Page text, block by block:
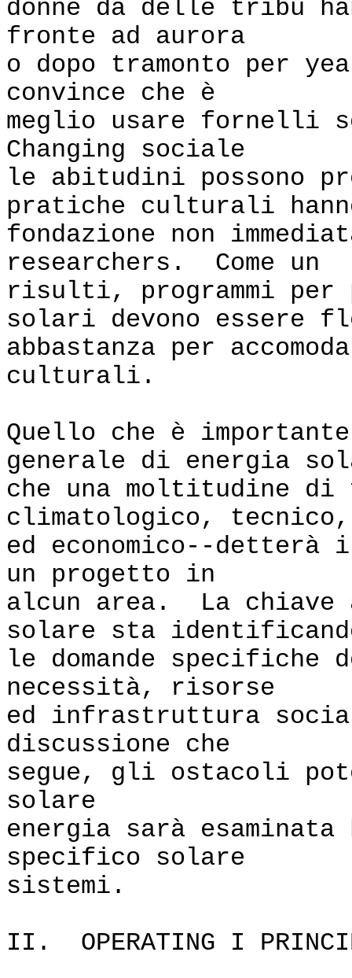
donne da delle tribù
fronte ad aurora
o dopo tramonto per
convince che è
meglio usare
Changing sociale
le abitudini possono
pratiche culturali
fondazione non
researchers. Come un
risulti, programmi per
solari devono essere
abbastanza per
culturali.
Quello che è
generale di energia
che una moltitudine
climatologico, tecnico,
ed economico--
un progetto in
alcun area. La
solare sta
le domande specifiche
necessità, risorse
ed infrastruttura
discussione che
segue, gli ostacoli
solare
energia sarà
specifico solare
sistemi.
II. OPERATING I